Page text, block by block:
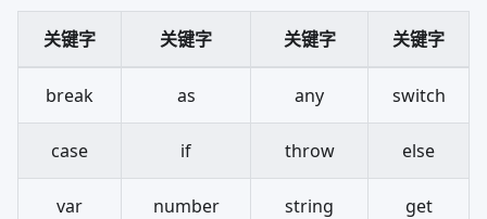
关键字 关键字 关键字 关键字
break as any switch
case if throw else
var number string get